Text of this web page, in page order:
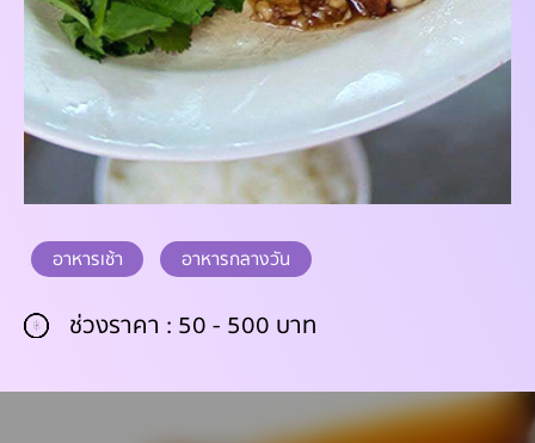
อาหารเช้า อาหารกลางวัน
ช่วงราคา : 50 - 500 บาท